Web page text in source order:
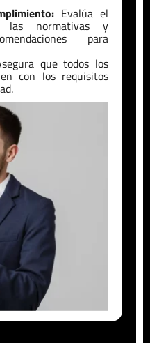
Evalúa el
las normativas y
para
que todos los
con los requisitos